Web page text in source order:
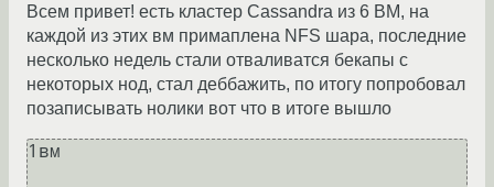
Всем привет! есть кластер Cassandra из 6 ВМ, на
каждой из этих вм примаплена NFS шара, последние
несколько недель стали отваливатся бекапы с
некоторых нод, стал деббажить, по итогу попробовал
позаписывать нолики вот что в итоге вышло
1вм